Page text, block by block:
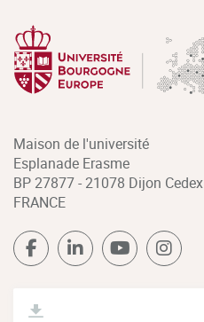
Maison de l'université
Esplanade Erasme
BP 27877 - 21078 Dijon Cedex
FRANCE